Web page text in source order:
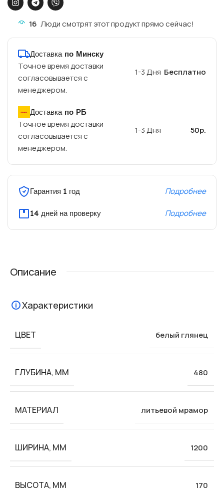
16 Люди смотрят этот продукт прямо сейчас!
Доставкапо Минску
Точное время доставки
согласовывается с
менеджером.
1-3 Дня Бесплатно
Доставкапо РБ
Точное время доставки
согласовывается с
менеджером.
1-3 Дня 50р.
Гарантия 1 год Подробнее
14 дней на проверку Подробнее
Описание
Характеристики
ЦВЕТ белый глянец
ГЛУБИНА, ММ 480
МАТЕРИАЛ литьевой мрамор
ШИРИНА, ММ 1200
ВЫСОТА, ММ 170